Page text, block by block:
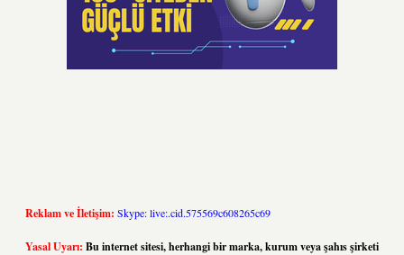
Reklam ve İletişim: Skype: live:.cid.575569c608265c69
Yasal Uyarı: Bu internet sitesi, herhangi bir marka, kurum veya şahıs şirketi